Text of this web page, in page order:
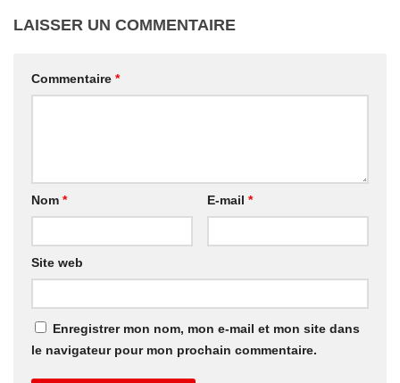
LAISSER UN COMMENTAIRE
Commentaire *
Nom * E-mail *
Site web
Enregistrer mon nom, mon e-mail et mon site dans
le navigateur pour mon prochain commentaire.